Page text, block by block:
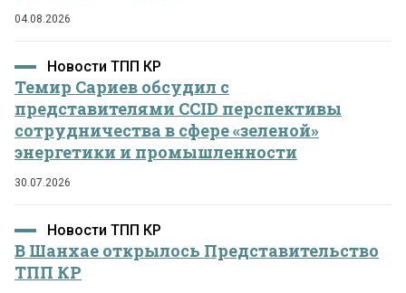
04.08.2026
Новости ТПП КР
Темир Сариев обсудил с
представителями CCID перспективы
сотрудничества в сфере «зеленой»
энергетики и промышленности
30.07.2026
Новости ТПП КР
В Шанхае открылось Представительство
ТПП КР